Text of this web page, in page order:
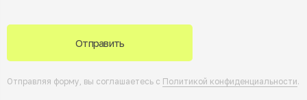
Отправить
Отправляя форму, вы соглашаетесь с Политикой конфиденциальности.